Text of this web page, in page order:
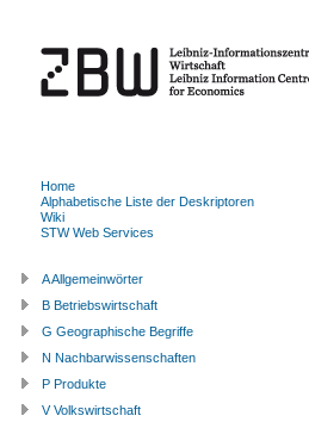
Home
Alphabetische Liste der Deskriptoren
Wiki
STW Web Services
A Allgemeinwörter
B Betriebswirtschaft
G Geographische Begriffe
N Nachbarwissenschaften
P Produkte
V Volkswirtschaft